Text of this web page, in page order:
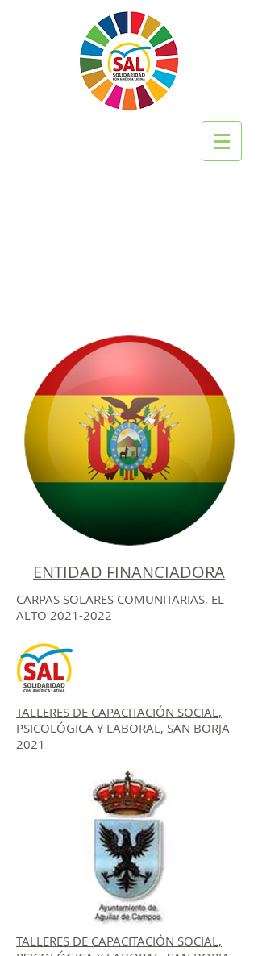
ENTIDAD FINANCIADORA
CARPAS SOLARES COMUNITARIAS, EL
ALTO 2021-2022
TALLERES DE CAPACITACIÓN SOCIAL,
PSICOLÓGICA Y LABORAL, SAN BORJA
2021
TALLERES DE CAPACITACIÓN SOCIAL,